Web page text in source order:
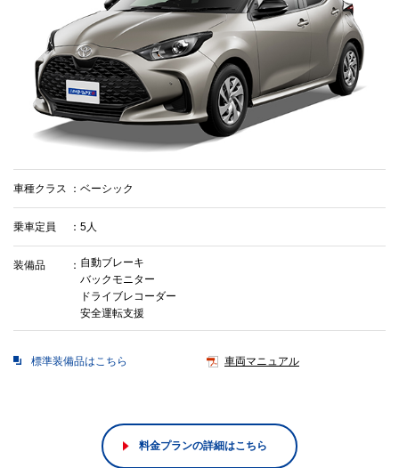
車種クラス ベーシック
乗車定員 5人
装備品
自動ブレーキ
バックモニター
ドライブレコーダー
安全運転支援
標準装備品はこちら 車両マニュアル
料金プランの詳細はこちら